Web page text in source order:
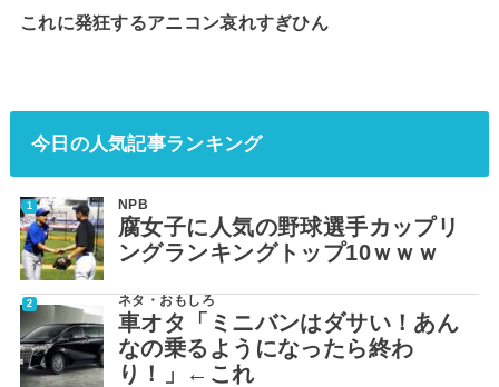
これに発狂するアニコン哀れすぎひん
今日の人気記事ランキング
NPB
腐女子に人気の野球選手カップリ
ングランキングトップ10ｗｗｗ
ネタ・おもしろ
車オタ「ミニバンはダサい！あん
なの乗るようになったら終わ
り！」←これ